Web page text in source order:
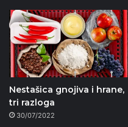
Nestašica gnojiva i hrane,
tri razloga
30/07/2022